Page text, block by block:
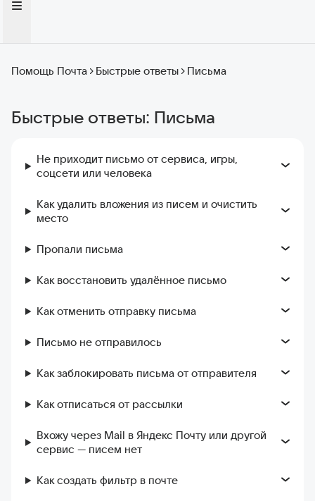
Помощь Почта Быстрые ответы Письма
Быстрые ответы: Письма
Не приходит письмо от сервиса, игры,
соцсети или человека
Как удалить вложения из писем и очистить
место
Пропали письма
Как восстановить удалённое письмо
Как отменить отправку письма
Письмо не отправилось
Как заблокировать письма от отправителя
Как отписаться от рассылки
Вхожу через Mail в Яндекс Почту или другой
сервис — писем нет
Как создать фильтр в почте